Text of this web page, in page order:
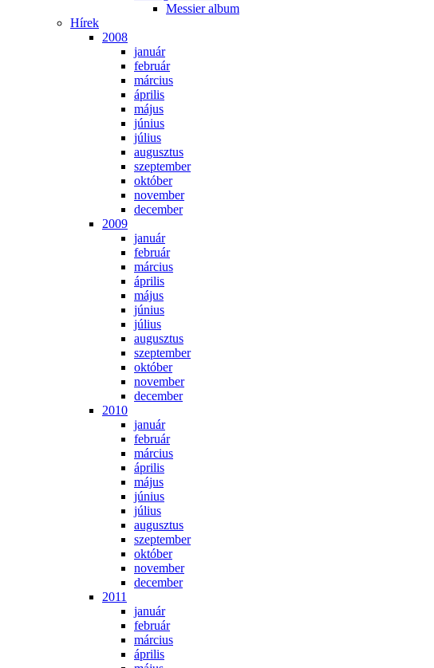
Mes­si­er al­bum
Hí­rek
2008
ja­nu­ár
feb­ru­ár
már­ci­us
áp­ri­lis
má­jus
jú­ni­us
jú­li­us
au­gusz­tus
szep­tem­ber
ok­tó­ber
no­vem­ber
de­cem­ber
2009
ja­nu­ár
feb­ru­ár
már­ci­us
áp­ri­lis
má­jus
jú­ni­us
jú­li­us
au­gusz­tus
szep­tem­ber
ok­tó­ber
no­vem­ber
de­cem­ber
2010
ja­nu­ár
feb­ru­ár
már­ci­us
áp­ri­lis
má­jus
jú­ni­us
jú­li­us
au­gusz­tus
szep­tem­ber
ok­tó­ber
no­vem­ber
de­cem­ber
2011
ja­nu­ár
feb­ru­ár
már­ci­us
áp­ri­lis